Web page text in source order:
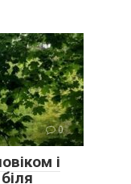
0
і